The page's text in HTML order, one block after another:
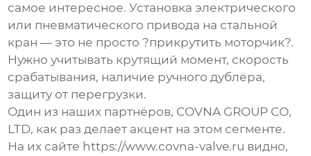
самое интересное. Установка электрического
или пневматического привода на стальной
кран — это не просто ?прикрутить моторчик?.
Нужно учитывать крутящий момент, скорость
срабатывания, наличие ручного дублёра,
защиту от перегрузки.
Один из наших партнёров, COVNA GROUP CO,
LTD, как раз делает акцент на этом сегменте.
На их сайте https://www.covna-valve.ru видно,